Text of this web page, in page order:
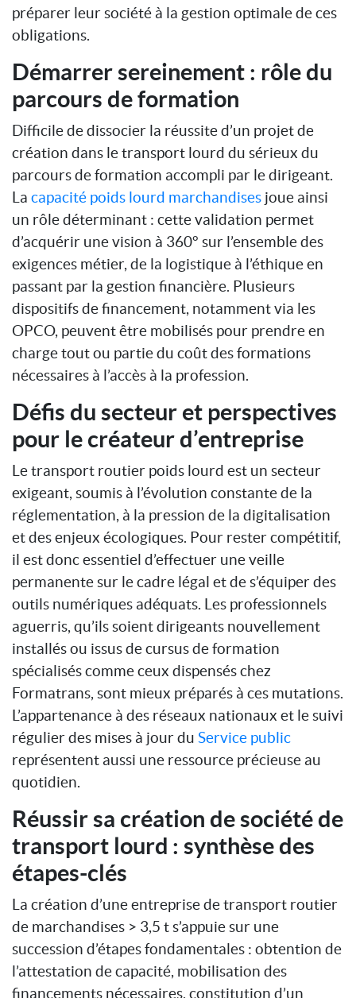
préparer leur société à la gestion optimale de ces
obligations.
Démarrer sereinement : rôle du
parcours de formation
Difficile de dissocier la réussite d’un projet de
création dans le transport lourd du sérieux du
parcours de formation accompli par le dirigeant.
La capacité poids lourd marchandises joue ainsi
un rôle déterminant : cette validation permet
d’acquérir une vision à 360° sur l’ensemble des
exigences métier, de la logistique à l’éthique en
passant par la gestion financière. Plusieurs
dispositifs de financement, notamment via les
OPCO, peuvent être mobilisés pour prendre en
charge tout ou partie du coût des formations
nécessaires à l’accès à la profession.
Défis du secteur et perspectives
pour le créateur d’entreprise
Le transport routier poids lourd est un secteur
exigeant, soumis à l’évolution constante de la
réglementation, à la pression de la digitalisation
et des enjeux écologiques. Pour rester compétitif,
il est donc essentiel d’effectuer une veille
permanente sur le cadre légal et de s’équiper des
outils numériques adéquats. Les professionnels
aguerris, qu’ils soient dirigeants nouvellement
installés ou issus de cursus de formation
spécialisés comme ceux dispensés chez
Formatrans, sont mieux préparés à ces mutations.
L’appartenance à des réseaux nationaux et le suivi
régulier des mises à jour du Service public
représentent aussi une ressource précieuse au
quotidien.
Réussir sa création de société de
transport lourd : synthèse des
étapes-clés
La création d’une entreprise de transport routier
de marchandises > 3,5 t s’appuie sur une
succession d’étapes fondamentales : obtention de
l’attestation de capacité, mobilisation des
financements nécessaires, constitution d’un